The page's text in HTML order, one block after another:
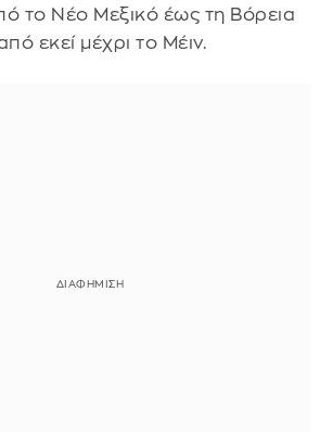
το Νέο Μεξικό έως τη Βόρεια
εκεί μέχρι το Μέιν.